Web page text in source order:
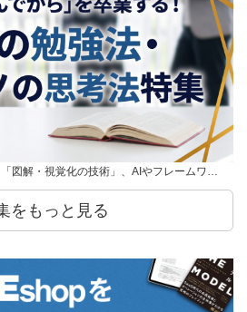
図解・視覚化の技術」、AIやフレームワ…
をもっと見る